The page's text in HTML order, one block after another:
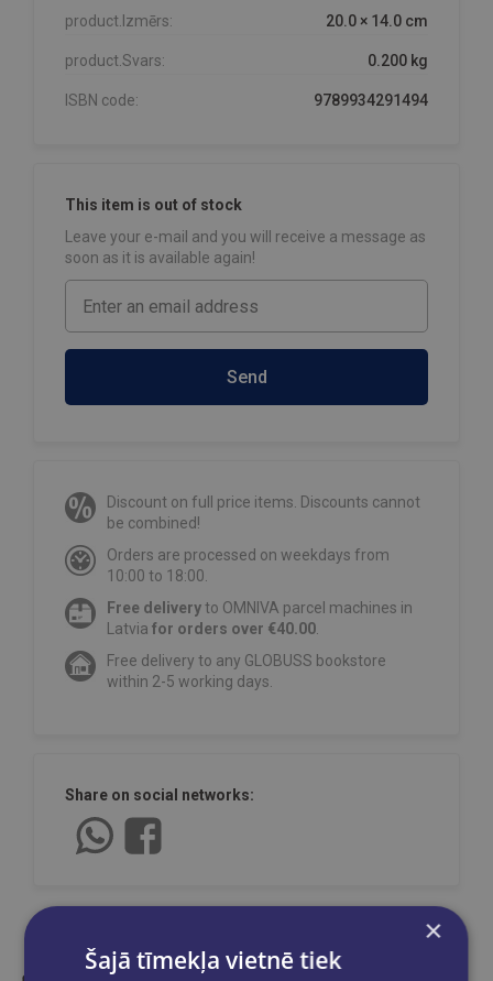
product.Izmērs: 20.0 × 14.0 cm
product.Svars: 0.200 kg
ISBN code: 9789934291494
This item is out of stock
Leave your e-mail and you will receive a message as
soon as it is available again!
Send
Discount on full price items. Discounts cannot
be combined!
Orders are processed on weekdays from
10:00 to 18:00.
Free deliveryto OMNIVA parcel machines in
Latvia for orders over €40.00
Free delivery to any GLOBUSS bookstore
within 2-5 working days.
Share on social networks:
×
Šajā tīmekļa vietnē tiek